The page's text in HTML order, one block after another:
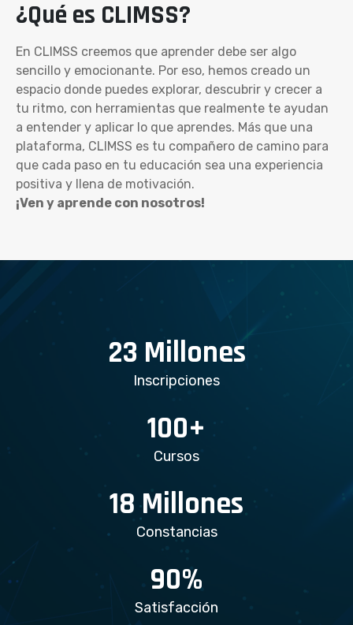
¿Qué es CLIMSS?
En CLIMSS creemos que aprender debe ser algo
sencillo y emocionante. Por eso, hemos creado un
espacio donde puedes explorar, descubrir y crecer a
tu ritmo, con herramientas que realmente te ayudan
a entender y aplicar lo que aprendes. Más que una
plataforma, CLIMSS es tu compañero de camino para
que cada paso en tu educación sea una experiencia
positiva y llena de motivación.
¡Ven y aprende con nosotros!
23 Millones
Inscripciones
100+
Cursos
18Millones
Constancias
90%
Satisfacción